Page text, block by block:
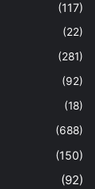
(117)
(22)
(281)
(92)
(18)
(688)
(150)
(92)